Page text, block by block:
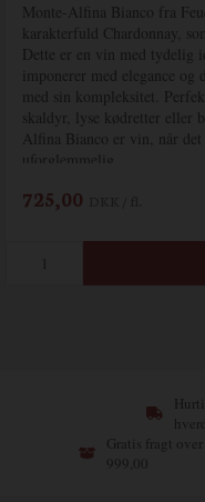
Monte-Alfina Bianco fra
karakterfuld Chardonnay,
Dette er en vin med tydelig
imponerer med elegance
med sin kompleksitet.
skaldyr, lyse kødretter eller
Alfina Bianco er vin, når
uforglemmelig.
725,00
Gratis fragt over
999,00